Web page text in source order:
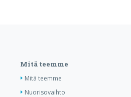
Mitä teemme
Mitä teemme
Nuorisovaihto